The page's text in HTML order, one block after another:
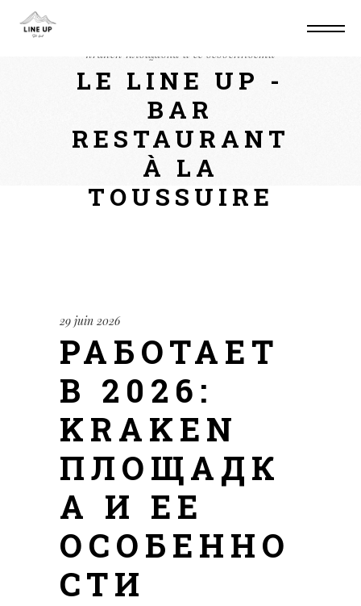
kraken площадка и ее особенности
LE LINE UP -
BAR
RESTAURANT
À LA
TOUSSUIRE
29 juin 2026
РАБОТАЕТ
В 2026:
KRAKEN
ПЛОЩАДК
А И ЕЕ
ОСОБЕННО
СТИ